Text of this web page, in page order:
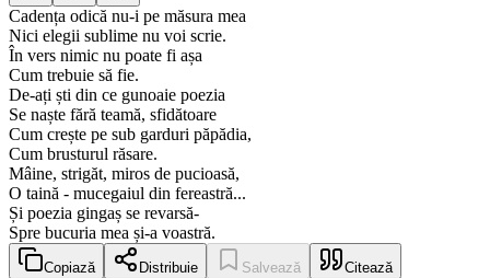
Cadența odică nu-i pe măsura mea
Nici elegii sublime nu voi scrie.
În vers nimic nu poate fi așa
Cum trebuie să fie.
De-ați ști din ce gunoaie poezia
Se naște fără teamă, sfidătoare
Cum crește pe sub garduri păpădia,
Cum brusturul răsare.
Mâine, strigăt, miros de pucioasă,
O taină - mucegaiul din fereastră...
Și poezia gingaș se revarsă-
Spre bucuria mea și-a voastră.
Copiază Distribuie Salvează Citează